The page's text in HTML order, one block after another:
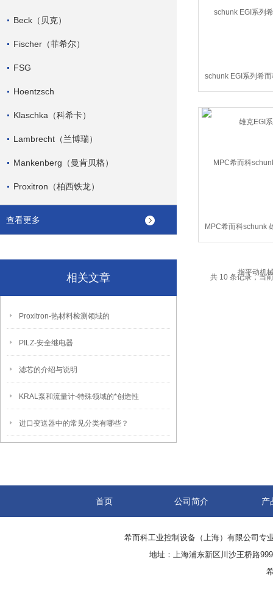
Beck（贝克）
Fischer（菲希尔）
FSG
Hoentzsch
Klaschka（科希卡）
Lambrecht（兰博瑞）
Mankenberg（曼肯贝格）
Proxitron（柏西铁龙）
查看更多
相关文章
Proxitron-热材料检测领域的
PILZ-安全继电器
滤芯的介绍与说明
KRAL泵和流量计-特殊领域的*创造性
进口变送器中的常见分类有哪些？
schunk EGI系列希
克EGI系
MPC希而科schunk
平动机械
共 10 条记录，当
首页 公司简介 产
希而科工业控制设备（上海）有限公司专
地址：上海浦东新区川沙王桥路